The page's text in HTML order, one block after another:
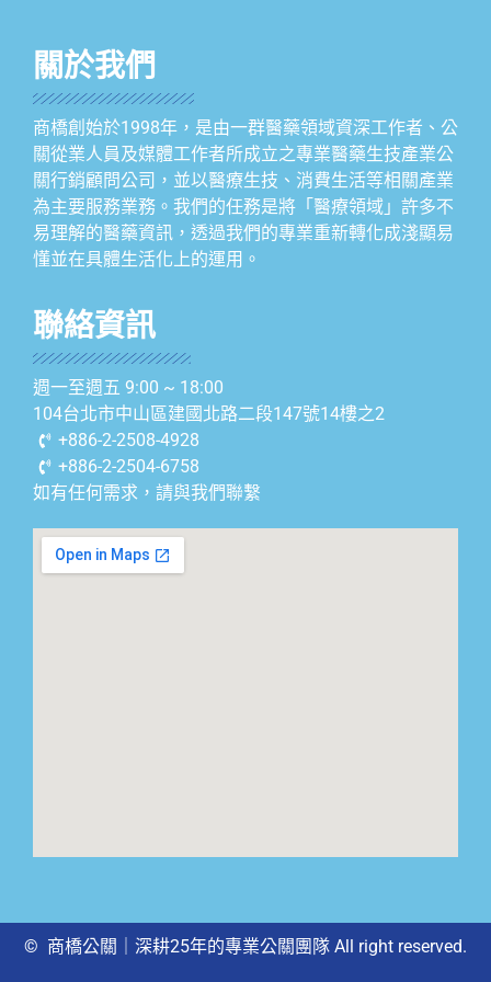
關於我們
商橋創始於1998年，是由一群醫藥領域資深工作者、公
關從業人員及媒體工作者所成立之專業醫藥生技產業公
關行銷顧問公司，並以醫療生技、消費生活等相關產業
為主要服務業務。我們的任務是將「醫療領域」許多不
易理解的醫藥資訊，透過我們的專業重新轉化成淺顯易
懂並在具體生活化上的運用。
聯絡資訊
週一至週五 9:00 ~ 18:00
104台北市中山區建國北路二段147號14樓之2
+886-2-2508-4928
+886-2-2504-6758
如有任何需求，請與我們聯繫
© 商橋公關｜深耕25年的專業公關團隊 All right reserved.